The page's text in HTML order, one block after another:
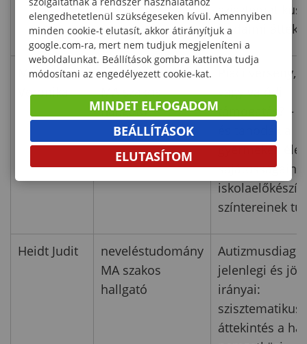
szisztematikus
irodalmi
Maximovics
Veronika
neveléstudomány
MA szakos
hallgató
Piaci verseny,
vagy valódi
támogatás? –
gyermekek
színtereinek
Heidt Judit
neveléstudomány
MA szakos
hallgató
jelenlegi és
irányai:
szisztematikus
áttekintés a
elengedhetetlenül szükségeseken kívül. Amennyiben
minden cookie-t elutasít, akkor átirányítjuk a
google.com-ra, mert nem tudjuk megjeleníteni a
weboldalunkat. Beállítások gombra kattintva tudja
módosítani az engedélyezett cookie-kat.
MINDET ELFOGADOM
BEÁLLÍTÁSOK
ELUTASÍTOM